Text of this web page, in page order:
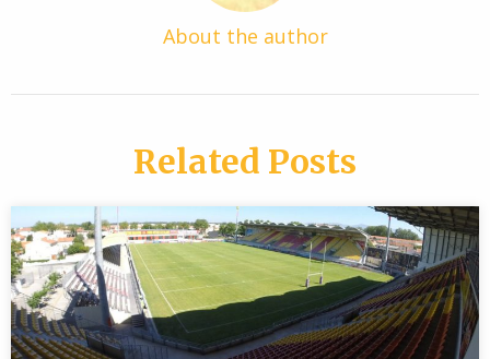
About the author
Related Posts